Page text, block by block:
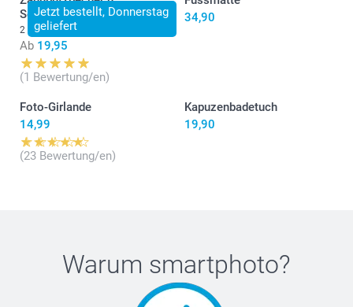
Jetzt bestellt, Donnerstag
geliefert
Seifenspender
2 Varianten
Ab 19,95
(1 Bewertung/en)
34,90
Foto-Girlande
14,99
(23 Bewertung/en)
Kapuzenbadetuch
19,90
Warum smartphoto?